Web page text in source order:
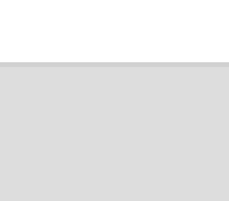
-Soluciones de
-Tramitación de seguros